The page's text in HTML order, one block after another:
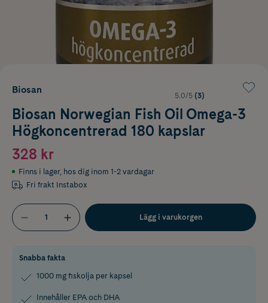
Biosan
5.0/5 (3)
Biosan Norwegian Fish Oil Omega-3
Högkoncentrerad 180 kapslar
328 kr
Finns i lager, hos dig inom 1-2 vardagar
Fri frakt Instabox
Lägg i varukorgen
Snabba fakta
1000 mg fiskolja per kapsel
Innehåller EPA och DHA